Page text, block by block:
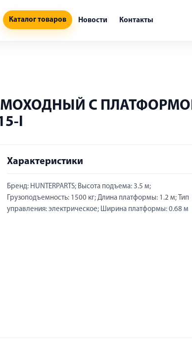
Каталог товаров Новости Контакты
С
I
Характеристики
Бренд: HUNTERPARTS; Высота подъема: 3.5 м;
Грузоподъемность: 1500 кг; Длина платформы: 1.2 м; Тип
управления: электрическое; Ширина платформы: 0.68 м